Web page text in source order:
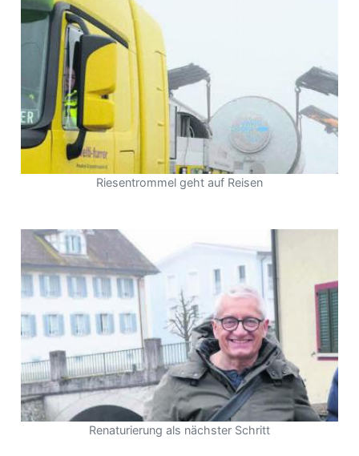
Riesentrommel geht auf Reisen
Renaturierung als nächster Schritt